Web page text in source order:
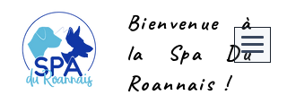
Bienvenue à
la Spa Du
Roannais !